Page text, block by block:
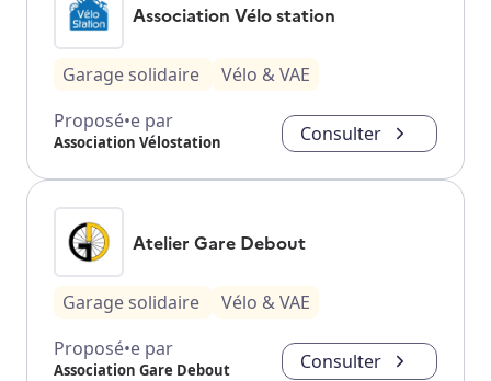
Association Vélo station
Garage solidaire
Vélo & VAE
Proposé•e par
Association Vélostation Consulter
Atelier Gare Debout
Garage solidaire
Vélo & VAE
Proposé•e par
Association Gare Debout Consulter